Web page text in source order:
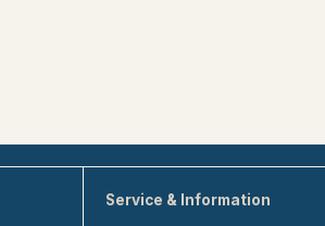
Service & Information